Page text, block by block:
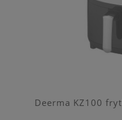
Deerma KZ100